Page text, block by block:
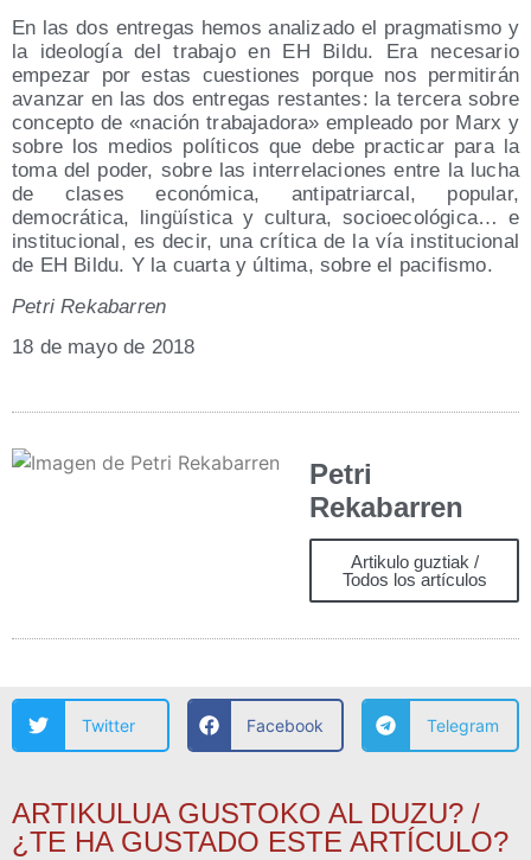
En las dos entregas hemos analizado el pragmatismo y
la ideología del trabajo en EH Bildu. Era necesario
empezar por estas cuestiones porque nos permitirán
avanzar en las dos entregas restantes: la tercera sobre
concepto de «nación trabajadora» empleado por Marx y
sobre los medios políticos que debe practicar para la
toma del poder, sobre las interrelaciones entre la lucha
de clases económica, antipatriarcal, popular,
democrática, lingüística y cultura, socioecológica… e
institucional, es decir, una crítica de la vía institucional
de EH Bildu. Y la cuarta y última, sobre el pacifismo.
Petri Rekabarren
18 de mayo de 2018
Petri
Rekabarren
Artikulo guztiak /
Todos los artículos
Twitter Facebook Telegram
ARTIKULUA GUSTOKO AL DUZU? /
¿TE HA GUSTADO ESTE ARTÍCULO?